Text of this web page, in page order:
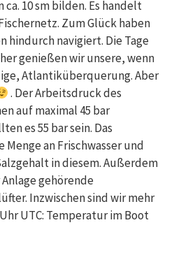
10 sm bilden. Es handelt
Zum Glück haben
hindurch navigiert. Die Tage
genießen wir unsere, wenn
Atlantiküberquerung. Aber
. Der Arbeitsdruck des
auf maximal 45 bar
es 55 bar sein. Das
an Frischwasser und
in diesem. Außerdem
gehörende
Inzwischen sind wir mehr
UTC: Temperatur im Boot